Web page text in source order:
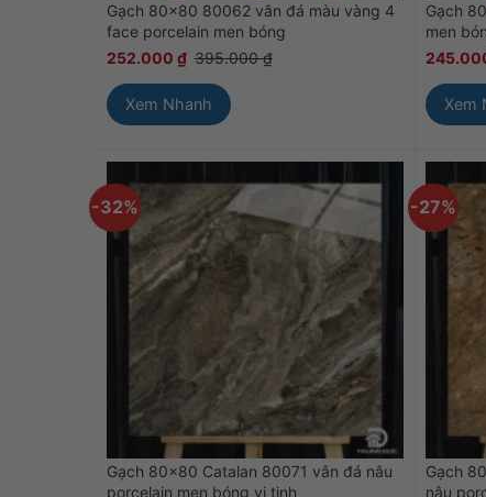
Gạch 80×80 80062 vân đá màu vàng 4
face porcelain men bóng
252.000 ₫ 395.000₫
Xem Nhanh
Gạch
men
Xem
-32%
Gạch 80×80 Catalan 80071 vân đá nâu
porcelain men bóng vi tinh
-27%
Gạch
nâu